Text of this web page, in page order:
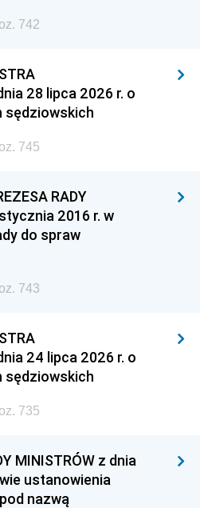
742
28 lipca 2026 r. o
sędziowskich
745
RADY
2016 r. w
do spraw
743
24 lipca 2026 r. o
sędziowskich
735
MINISTRÓW z dnia
ustanowienia
nazwą